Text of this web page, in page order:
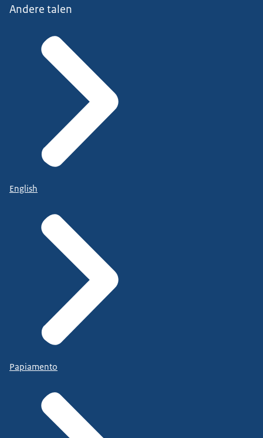
Andere talen
English
Papiamento